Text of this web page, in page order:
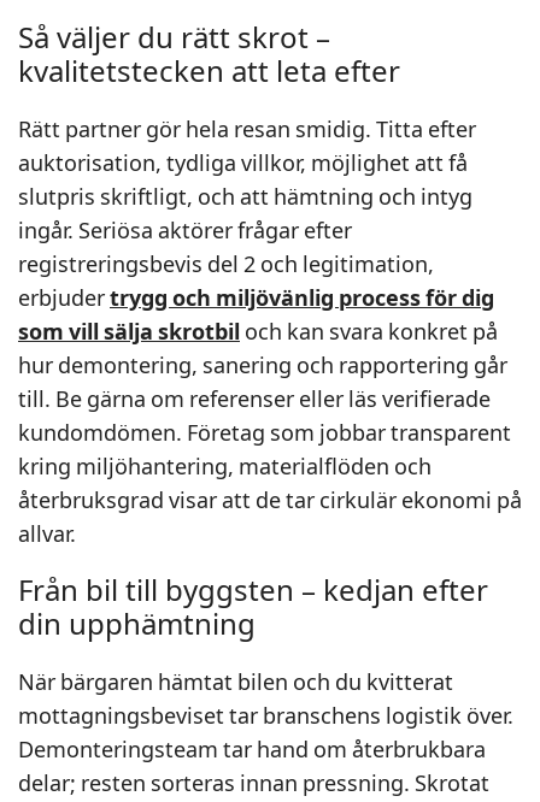
Så väljer du rätt skrot –
kvalitetstecken att leta efter
Rätt partner gör hela resan smidig. Titta efter
auktorisation, tydliga villkor, möjlighet att få
slutpris skriftligt, och att hämtning och intyg
ingår. Seriösa aktörer frågar efter
registreringsbevis del 2 och legitimation,
erbjudertrygg och miljövänlig process för dig
som vill sälja skrotbil och kan svara konkret på
hur demontering, sanering och rapportering går
till. Be gärna om referenser eller läs verifierade
kundomdömen. Företag som jobbar transparent
kring miljöhantering, materialflöden och
återbruksgrad visar att de tar cirkulär ekonomi på
allvar.
Från bil till byggsten – kedjan efter
din upphämtning
När bärgaren hämtat bilen och du kvitterat
mottagningsbeviset tar branschens logistik över.
Demonteringsteam tar hand om återbrukbara
delar; resten sorteras innan pressning. Skrotat